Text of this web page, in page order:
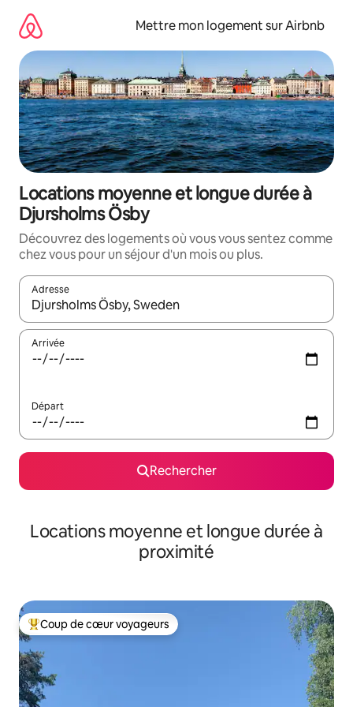
directement
contenu
Mettre mon logement sur Airbnb
Locations moyenne et longue durée à
Djursholms Ösby
Découvrez des logements où vous vous sentez comme
chez vous pour un séjour d'un mois ou plus.
Adresse
Lorsque les résultats s'affichent, utilisez les flèches vers le
Arrivée
Départ
Rechercher
Locations moyenne et longue durée à
proximité
Coups de cœur voyageurs les plus appréciés
Coup de cœur voyageurs